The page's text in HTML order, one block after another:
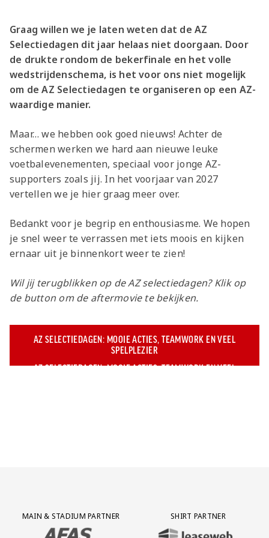
Seizoenkaart
Graag willen we je laten weten dat de AZ
Selectiedagen dit jaar helaas niet doorgaan. Door
de drukte rondom de bekerfinale en het volle
wedstrijdenschema, is het voor ons niet mogelijk
om de AZ Selectiedagen te organiseren op een AZ-
waardige manier.
Maar… we hebben ook goed nieuws! Achter de
schermen werken we hard aan nieuwe leuke
voetbalevenementen, speciaal voor jonge AZ-
supporters zoals jij. In het voorjaar van 2027
vertellen we je hier graag meer over.
Bedankt voor je begrip en enthousiasme. We hopen
je snel weer te verrassen met iets moois en kijken
ernaar uit je binnenkort weer te zien!
Wil jij terugblikken op de AZ selectiedagen? Klik op
de button om de aftermovie te bekijken.
AZ SELECTIEDAGEN: MOOIE ACTIES, TEAMWORK EN VEEL
SPELPLEZIER
Partner Logos Grid
MAIN & STADIUM PARTNER
BEZOEK ONZE MAIN & STADIUM PARTNER AFAS SOFTWARE
SHIRT PARTNER
BEZOEK ONZE SHIRT PARTNER